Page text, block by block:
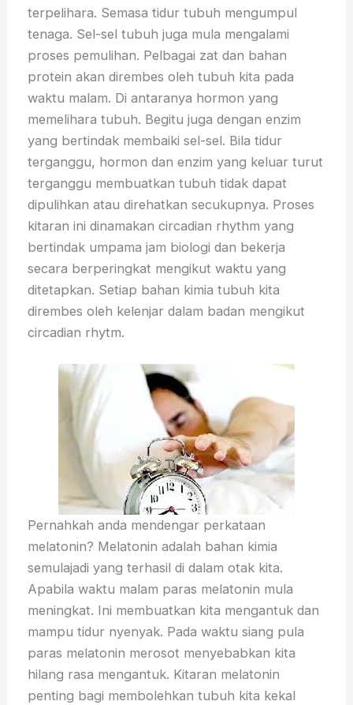
terpelihara. Semasa tidur tubuh mengumpul
tenaga. Sel-sel tubuh juga mula mengalami
proses pemulihan. Pelbagai zat dan bahan
protein akan dirembes oleh tubuh kita pada
waktu malam. Di antaranya hormon yang
memelihara tubuh. Begitu juga dengan enzim
yang bertindak membaiki sel-sel. Bila tidur
terganggu, hormon dan enzim yang keluar turut
terganggu membuatkan tubuh tidak dapat
dipulihkan atau direhatkan secukupnya. Proses
kitaran ini dinamakan circadian rhythm yang
bertindak umpama jam biologi dan bekerja
secara berperingkat mengikut waktu yang
ditetapkan. Setiap bahan kimia tubuh kita
dirembes oleh kelenjar dalam badan mengikut
circadian rhytm.
Pernahkah anda mendengar perkataan
melatonin? Melatonin adalah bahan kimia
semulajadi yang terhasil di dalam otak kita.
Apabila waktu malam paras melatonin mula
meningkat. Ini membuatkan kita mengantuk dan
mampu tidur nyenyak. Pada waktu siang pula
paras melatonin merosot menyebabkan kita
hilang rasa mengantuk. Kitaran melatonin
penting bagi membolehkan tubuh kita kekal